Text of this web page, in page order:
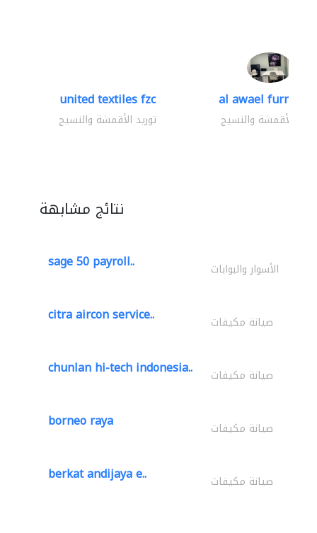
united textiles fzc
توريد الأقمشة والنسيج
al awael
الأقمشة والنسيج
نتائج مشابهة
sage 50 payroll.. الأسوار والبوابات
citra aircon service.. صيانة مكيفات
chunlan hi-tech indonesia.. صيانة مكيفات
borneo raya صيانة مكيفات
berkat andijaya e.. صيانة مكيفات